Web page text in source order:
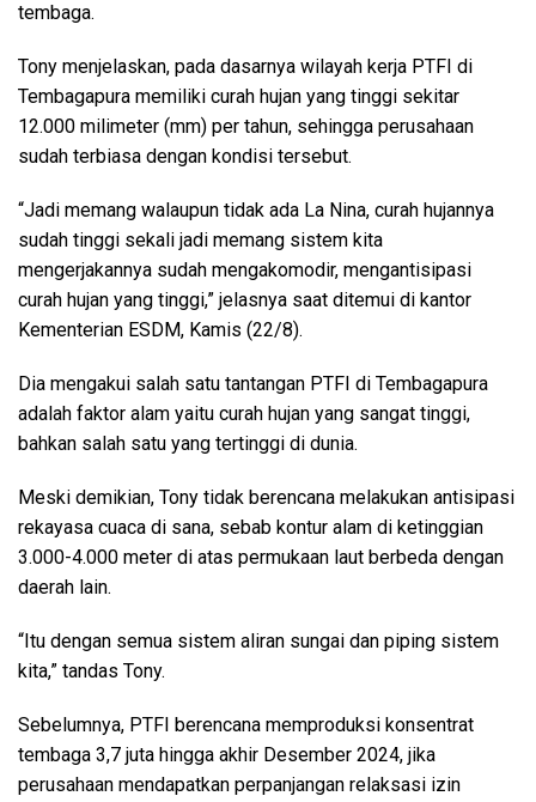
tembaga.
Tony menjelaskan, pada dasarnya wilayah kerja PTFI di
Tembagapura memiliki curah hujan yang tinggi sekitar
12.000 milimeter (mm) per tahun, sehingga perusahaan
sudah terbiasa dengan kondisi tersebut.
“Jadi memang walaupun tidak ada La Nina, curah hujannya
sudah tinggi sekali jadi memang sistem kita
mengerjakannya sudah mengakomodir, mengantisipasi
curah hujan yang tinggi,” jelasnya saat ditemui di kantor
Kementerian ESDM, Kamis (22/8).
Dia mengakui salah satu tantangan PTFI di Tembagapura
adalah faktor alam yaitu curah hujan yang sangat tinggi,
bahkan salah satu yang tertinggi di dunia.
Meski demikian, Tony tidak berencana melakukan antisipasi
rekayasa cuaca di sana, sebab kontur alam di ketinggian
3.000-4.000 meter di atas permukaan laut berbeda dengan
daerah lain.
“Itu dengan semua sistem aliran sungai dan piping sistem
kita,” tandas Tony.
Sebelumnya, PTFI berencana memproduksi konsentrat
tembaga 3,7 juta hingga akhir Desember 2024, jika
perusahaan mendapatkan perpanjangan relaksasi izin